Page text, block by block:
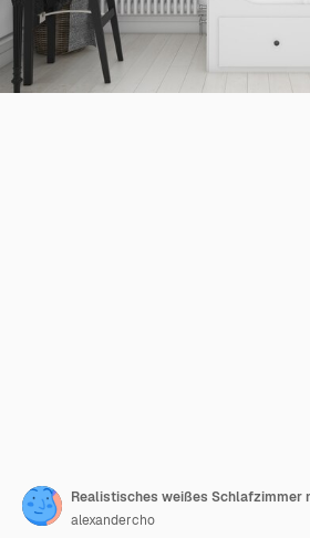
Realistisches weißes Schlafzimmer
alexandercho